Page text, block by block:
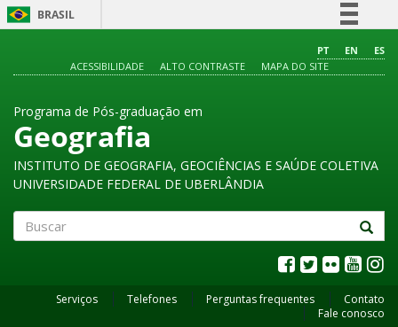
BRASIL
Comunica BR
PT EN
ES
ACESSIBILIDADE
ALTO CONTRASTE MAPA DO SITE
Programa de Pós-graduação em
Geografia
INSTITUTO DE GEOGRAFIA, GEOCIÊNCIAS E SAÚDE COLETIVA
UNIVERSIDADE FEDERAL DE UBERLÂNDIA
Serviços Telefones Perguntas frequentes
Contato
Fale conosco